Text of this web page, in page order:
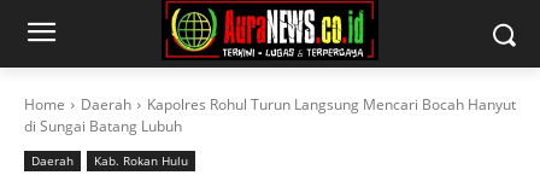
Home Daerah
Kapolres Rohul Turun Langsung Mencari Bocah Hanyut
di Sungai Batang Lubuh
Daerah Kab. Rokan Hulu